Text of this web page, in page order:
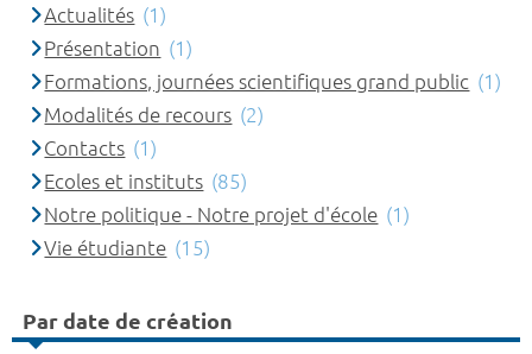
Actualités (1)
Présentation (1)
Formations, journées scientifiques grand public (1)
Modalités de recours (2)
Contacts (1)
Ecoles et instituts (85)
Notre politique - Notre projet d'école (1)
Vie étudiante (15)
Par date de création